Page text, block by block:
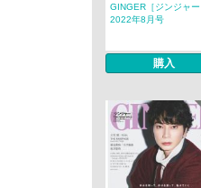
GINGER［ジンジャー
2022年8月号
購入